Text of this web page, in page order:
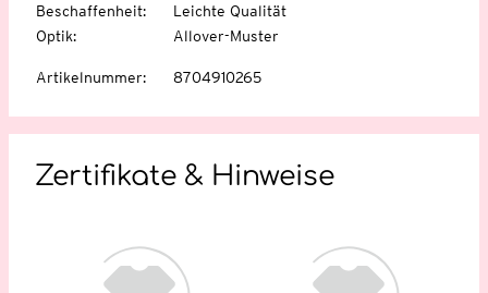
Beschaffenheit:
Leichte Qualität
Optik: Allover-Muster
Artikelnummer: 8704910265
Zertifikate & Hinweise